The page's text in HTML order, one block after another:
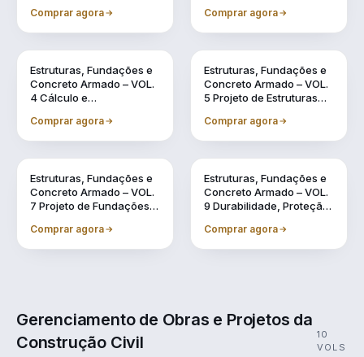
Estruturas Usuais de
Concreto Armado
Comprar agora
meio de Software BIM
Comprar agora
Estruturas, Fundações e
Concreto Armado – VOL.
4 Cálculo e
Estruturas Pré-
Fabricadas
Comprar agora
Estruturas, Fundações e
Concreto Armado – VOL.
5 Projeto de Estruturas
de Software BIM
Comprar agora
Estruturas, Fundações e
Concreto Armado – VOL.
7 Projeto de Fundações
Comprar agora
Estruturas, Fundações e
Concreto Armado – VOL.
9 Durabilidade, Proteção
Estruturas
Comprar agora
Gerenciamento de Obras e Projetos da
Construção Civil
10
VOLS